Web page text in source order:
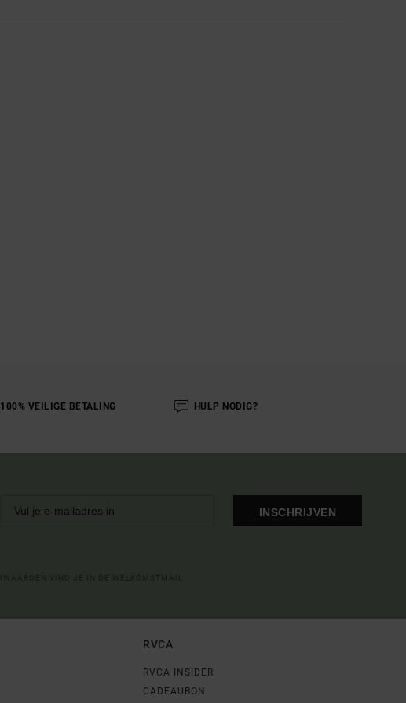
100% VEILIGE BETALING HULP NODIG?
INSCHRIJVEN
RVCA
RVCA INSIDER
CADEAUBON